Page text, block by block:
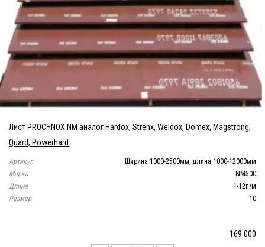
Лист PROCHNOX NM аналог Hardox, Strenx, Weldox, Domex, Magstrong,
Quard, Powerhard
Артикул
Ширина 1000-2500мм, длина 1000-12000мм
Марка
NM500
Длина
1-12п/м
Размер
10
169 000